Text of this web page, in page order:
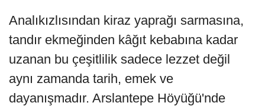
Analıkızlısından kiraz yaprağı sarmasına,
tandır ekmeğinden kâğıt kebabına kadar
uzanan bu çeşitlilik sadece lezzet değil
aynı zamanda tarih, emek ve
dayanışmadır. Arslantepe Höyüğü'nde